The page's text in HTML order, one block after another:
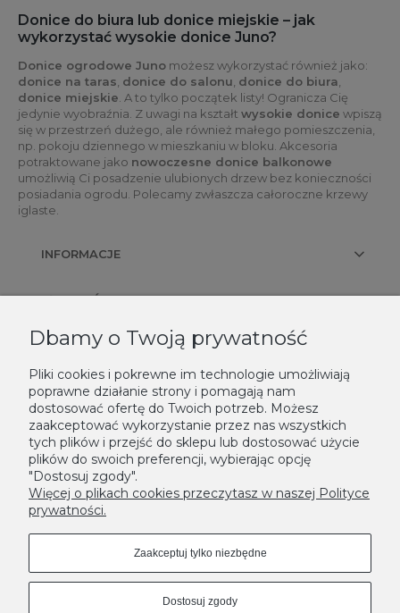
Donice do biura lub donice miejskie – jak
wykorzystać wysokie donice Juno?
Donice ogrodowe Juno możesz wykorzystać również jako:
donice na taras, donice do salonu, donice do biura,
donice miejskie. A to tylko początek listy! Ogranicza Cię
jedynie wyobraźnia. Z uwagi na kształt wysokie donice wpiszą
się w przestrzeń dużego, ale również małego pomieszczenia,
np. pokoju dziennego w mieszkaniu w bloku. Akcesoria
potraktowane jako nowoczesne donice balkonowe
umożliwią Ci posadzenie ulubionych drzew bez konieczności
posiadania ogrodu. Polecamy zwłaszcza całoroczne krzewy
iglaste.
INFORMACJE
PŁATNOŚCI I DOSTAWA
KONTAKT
NEWSLETTER
Podaj swój adres e-mail, jeżeli chcesz otrzymywać informacje o
nowościach i promocjach.
Zapisz się
Dbamy o Twoją prywatność
Pliki cookies i pokrewne im technologie umożliwiają
poprawne działanie strony i pomagają nam
dostosować ofertę do Twoich potrzeb. Możesz
zaakceptować wykorzystanie przez nas wszystkich
tych plików i przejść do sklepu lub dostosować użycie
plików do swoich preferencji, wybierając opcję
"Dostosuj zgody".
Więcej o plikach cookies przeczytasz w naszej Polityce
prywatności.
Zaakceptuj tylko niezbędne
Dostosuj zgody